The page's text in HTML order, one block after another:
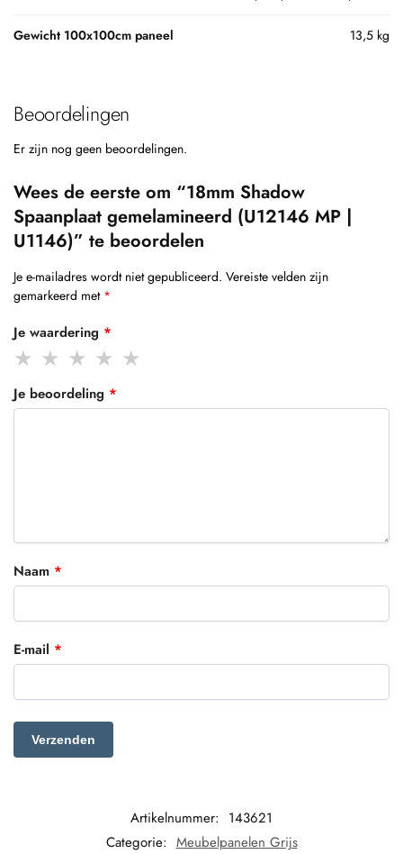
Gewicht 100x100cm paneel 13,5 kg
Beoordelingen
Er zijn nog geen beoordelingen.
Wees de eerste om “18mm Shadow
Spaanplaat gemelamineerd (U12146 MP |
U1146)” te beoordelen
Je e-mailadres wordt niet gepubliceerd. Vereiste velden zijn
gemarkeerd met *
Je waardering *
Je beoordeling *
Naam *
E-mail *
Artikelnummer: 143621
Categorie: Meubelpanelen Grijs